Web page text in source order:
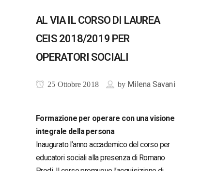
AL VIA IL CORSO DI LAUREA
CEIS 2018/2019 PER
OPERATORI SOCIALI
25 Ottobre 2018 by Milena Savani
Formazione per operare con una visione
integrale della persona
Inaugurato l’anno accademico del corso per
educatori sociali alla presenza di Romano